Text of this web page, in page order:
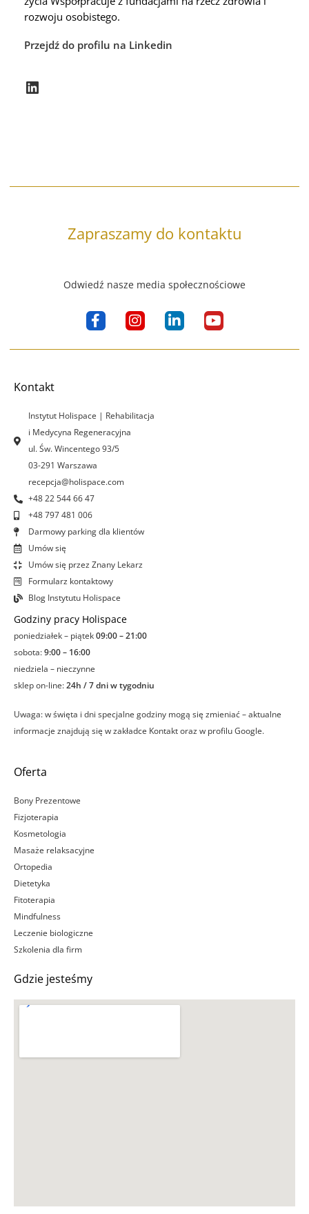
rozwoju osobistego.
Przejdź do profilu na Linkedin
Zapraszamy do kontaktu
Odwiedź nasze media społecznościowe
F
a
c
k
-
f
I
n
s
a
L
i
n
Y
o
u
Kontakt
Instytut Holispace | Rehabilitacja
i Medycyna Regeneracyjna
ul. Św. Wincentego 93/5
03-291 Warszawa
recepcja@holispace.com
+48 22 544 66 47
+48 797 481 006
Darmowy parking dla klientów
Umów się
Umów się przez Znany Lekarz
Formularz kontaktowy
Blog Instytutu Holispace
Godziny pracy Holispace
poniedziałek – piątek09:00 – 21:00
sobota:9:00 – 16:00
niedziela – nieczynne
sklep on-line:24h / 7 dni w tygodniu
Uwaga: w święta i dni specjalne godziny mogą się zmieniać – aktualne
informacje znajdują się w zakładce Kontakt oraz w profilu Google.
Oferta
Bony Prezentowe
Fizjoterapia
Kosmetologia
Masaże relaksacyjne
Ortopedia
Dietetyka
Fitoterapia
Mindfulness
Leczenie biologiczne
Szkolenia dla firm
Gdzie jesteśmy